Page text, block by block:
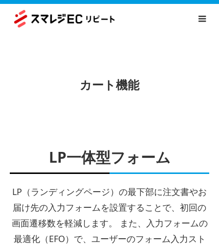
カート機能
LP一体型フォーム
LP（ランディングページ）の最下部に注文書やお
届け先の入力フォームを設置することで、初回の
画面遷移数を軽減します。 また、入力フォームの
最適化（EFO）で、ユーザーのフォーム入力スト